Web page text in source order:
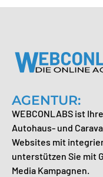
AGENTUR:
WEBCONLABS ist
Autohaus- und
Websites mit
unterstützen Sie mit
Media Kampagnen.